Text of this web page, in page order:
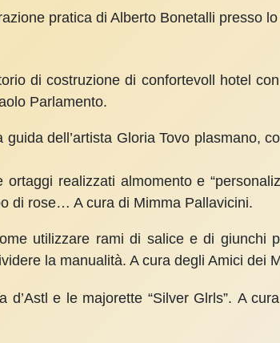
pratica di Alberto Bonetalli presso
di costruzione di confortevoll ho­tel
Parlamento.
dell’artista Gloria Tovo plasmano,
realizzati almomento e
di rose… A cura di Mimma Pallavicini.
utilizzare rami di salice e di giunchi
la manualità. A cura degli Amici dei
d’Astl e le majorette “Silver Glrls”. A